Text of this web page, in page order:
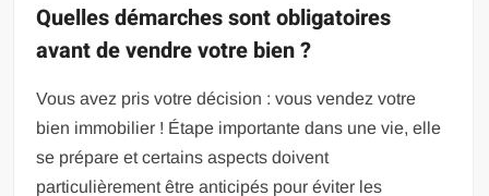
Quelles démarches sont obligatoires
avant de vendre votre bien ?
Vous avez pris votre décision : vous vendez votre
bien immobilier ! Étape importante dans une vie, elle
se prépare et certains aspects doivent
particulièrement être anticipés pour éviter les